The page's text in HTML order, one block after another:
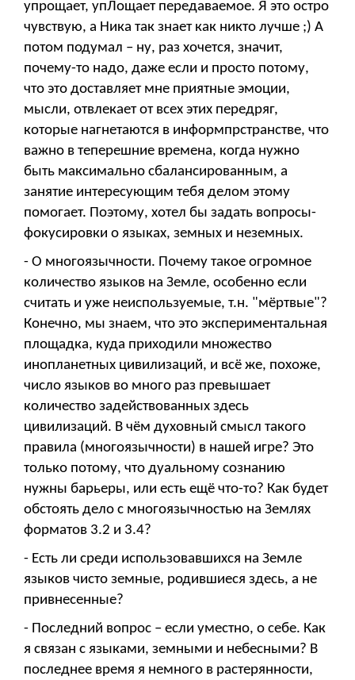
упрощает, упЛощает передаваемое. Я это остро
чувствую, а Ника так знает как никто лучше ;) А
потом подумал – ну, раз хочется, значит,
почему-то надо, даже если и просто потому,
что это доставляет мне приятные эмоции,
мысли, отвлекает от всех этих передряг,
которые нагнетаются в информпрстранстве, что
важно в теперешние времена, когда нужно
быть максимально сбалансированным, а
занятие интересующим тебя делом этому
помогает. Поэтому, хотел бы задать вопросы-
фокусировки о языках, земных и неземных.
- О многоязычности. Почему такое огромное
количество языков на Земле, особенно если
считать и уже неиспользуемые, т.н. "мёртвые"?
Конечно, мы знаем, что это экспериментальная
площадка, куда приходили множество
инопланетных цивилизаций, и всё же, похоже,
число языков во много раз превышает
количество задействованных здесь
цивилизаций. В чём духовный смысл такого
правила (многоязычности) в нашей игре? Это
только потому, что дуальному сознанию
нужны барьеры, или есть ещё что-то? Как будет
обстоять дело с многоязычностью на Землях
форматов 3.2 и 3.4?
- Есть ли среди использовавшихся на Земле
языков чисто земные, родившиеся здесь, а не
привнесенные?
- Последний вопрос – если уместно, о себе. Как
я связан с языками, земными и небесными? В
последнее время я немного в растерянности,